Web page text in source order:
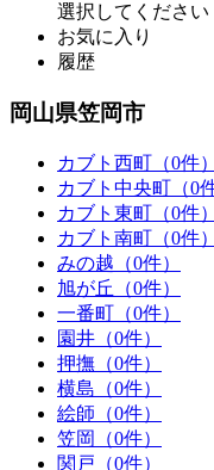
選択してください
お気に入り
履歴
岡山県笠岡市
カブト西町（0件）
カブト中央町（0件
カブト東町（0件）
カブト南町（0件）
みの越（0件）
旭が丘（0件）
一番町（0件）
園井（0件）
押撫（0件）
横島（0件）
絵師（0件）
笠岡（0件）
関戸（0件）